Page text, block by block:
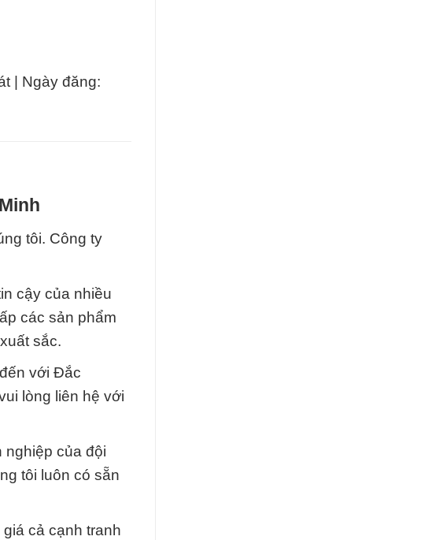
| Ngày đăng:
tôi. Công ty
cậy của nhiều
các sản phẩm
sắc.
với Đắc
lòng liên hệ với
nghiệp của đội
tôi luôn có sẵn
cả cạnh tranh